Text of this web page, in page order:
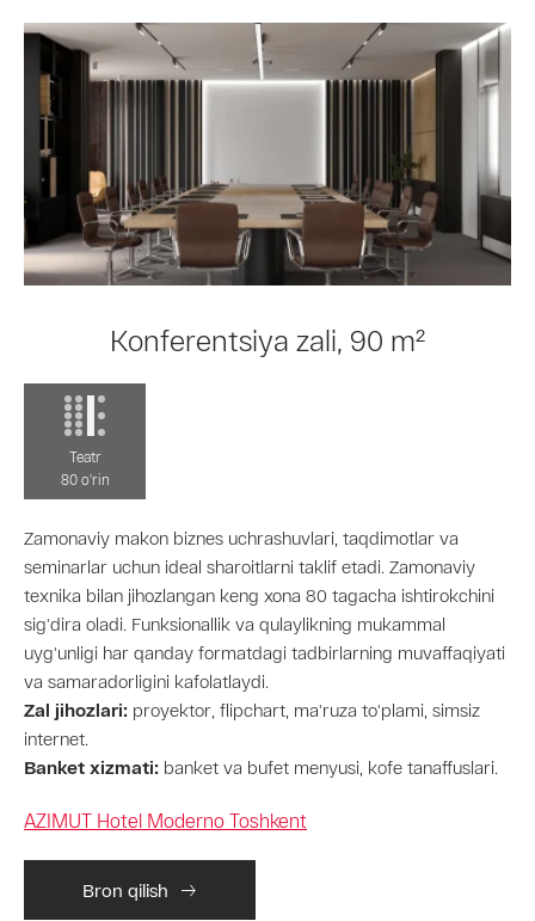
Konferentsiya zali, 90 m²
Teatr
80 o'rin
Zamonaviy makon biznes uchrashuvlari, taqdimotlar va
seminarlar uchun ideal sharoitlarni taklif etadi. Zamonaviy
texnika bilan jihozlangan keng xona 80 tagacha ishtirokchini
sig'dira oladi. Funksionallik va qulaylikning mukammal
uyg'unligi har qanday formatdagi tadbirlarning muvaffaqiyati
va samaradorligini kafolatlaydi.
Zal jihozlari: proyektor, flipchart, ma'ruza to'plami, simsiz
internet.
Banket xizmati: banket va bufet menyusi, kofe tanaffuslari.
AZIMUT Hotel Moderno Toshkent
Bron qilish